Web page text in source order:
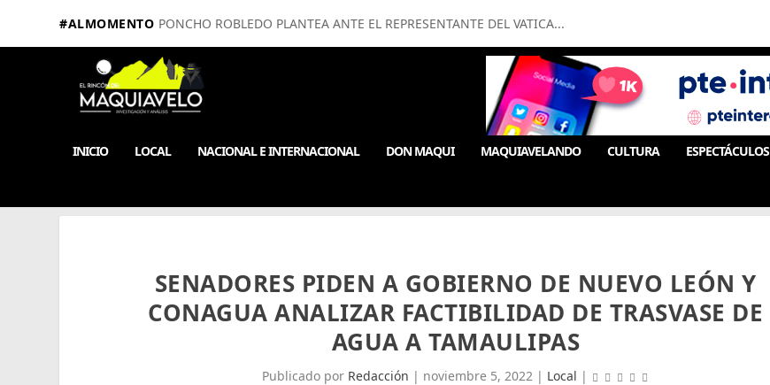
#ALMOMENTO PONCHO ROBLEDO PLANTEA ANTE EL REPRESENTANTE DEL VATICA...
INICIO LOCAL NACIONAL E INTERNACIONAL DON MAQUI MAQUIAVELANDO CULTURA ESPECTÁCULOS
SENADORES PIDEN A GOBIERNO DE NUEVO LEÓN Y
CONAGUA ANALIZAR FACTIBILIDAD DE TRASVASE DE
AGUA A TAMAULIPAS
Publicado por Redacción | noviembre 5, 2022| Local |